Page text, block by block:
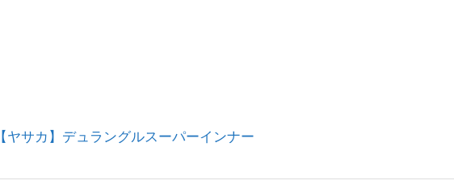
【ヤサカ】デュラングルスーパーインナー